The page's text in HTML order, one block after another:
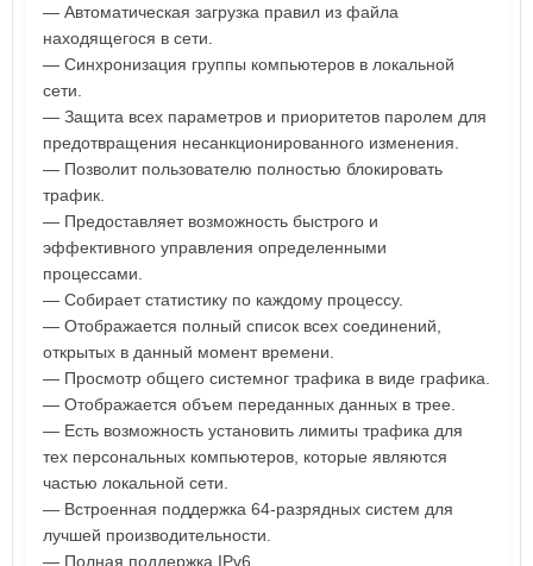
— Автоматическая загрузка правил из файла
находящегося в сети.
— Синхронизация группы компьютеров в локальной
сети.
— Защита всех параметров и приоритетов паролем для
предотвращения несанкционированного изменения.
— Позволит пользователю полностью блокировать
трафик.
— Предоставляет возможность быстрого и
эффективного управления определенными
процессами.
— Собирает статистику по каждому процессу.
— Отображается полный список всех соединений,
открытых в данный момент времени.
— Просмотр общего системног трафика в виде графика.
— Отображается объем переданных данных в трее.
— Есть возможность установить лимиты трафика для
тех персональных компьютеров, которые являются
частью локальной сети.
— Встроенная поддержка 64-разрядных систем для
лучшей производительности.
— Полная поддержка IPv6.